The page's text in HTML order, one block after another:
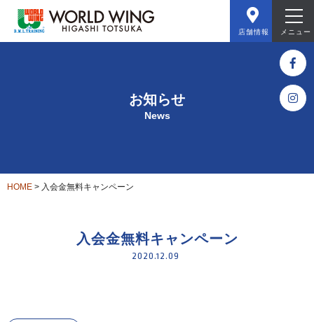
メニュー
店舗情報
お知らせ
News
HOME > 入会金無料キャンペーン
入会金無料キャンペーン
2020.12.09